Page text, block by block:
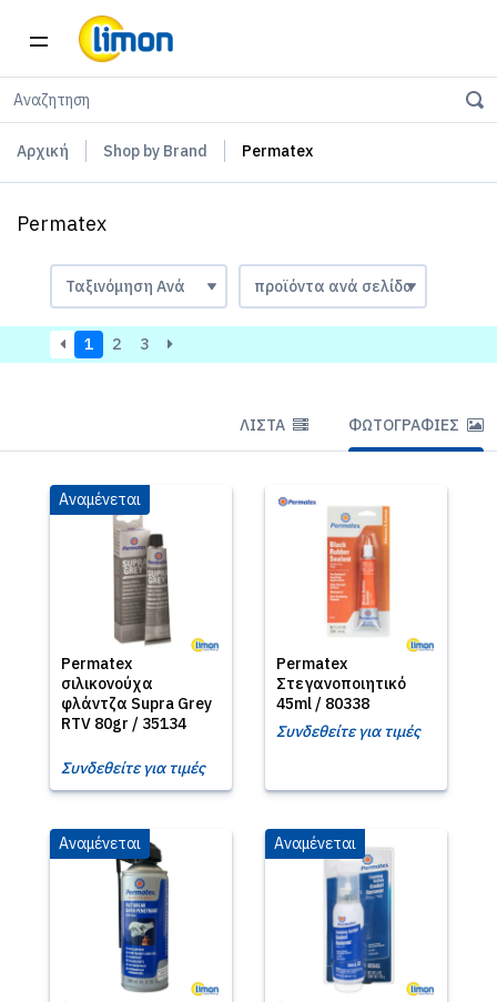
Αρχική Shop by Brand Permatex
Permatex
1 2 3
ΛΊΣΤΑ ΦΩΤΟΓΡΑΦΊΕΣ
Permatex
σιλικονούχα
φλάντζα Supra Grey
RTV 80gr / 35134
Αναμένεται
Συνδεθείτε για τιμές
Permatex
Στεγανοποιητικό
45ml / 80338
Συνδεθείτε για τιμές
Αναμένεται Αναμένεται